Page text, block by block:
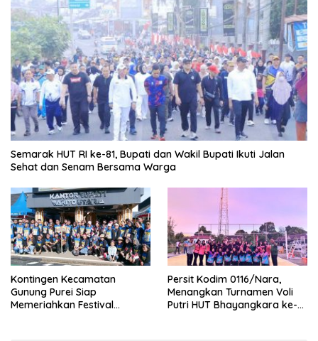
Semarak HUT RI ke-81, Bupati dan Wakil Bupati Ikuti Jalan
Sehat dan Senam Bersama Warga
Kontingen Kecamatan
Gunung Purei Siap
Memeriahkan Festival
Persit Kodim 0116/Nara,
Menangkan Turnamen Voli
Putri HUT Bhayangkara ke-